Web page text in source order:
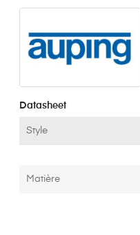
Datasheet
Style
Matière